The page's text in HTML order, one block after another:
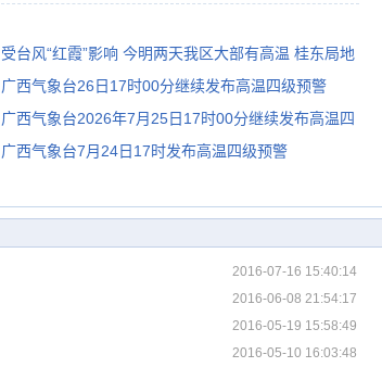
受台风“红霞”影响 今明两天我区大部有高温 桂东局地
有较强降雨
广西气象台26日17时00分继续发布高温四级预警
广西气象台2026年7月25日17时00分继续发布高温四
级预警
广西气象台7月24日17时发布高温四级预警
2016-07-16 15:40:14
2016-06-08 21:54:17
2016-05-19 15:58:49
2016-05-10 16:03:48